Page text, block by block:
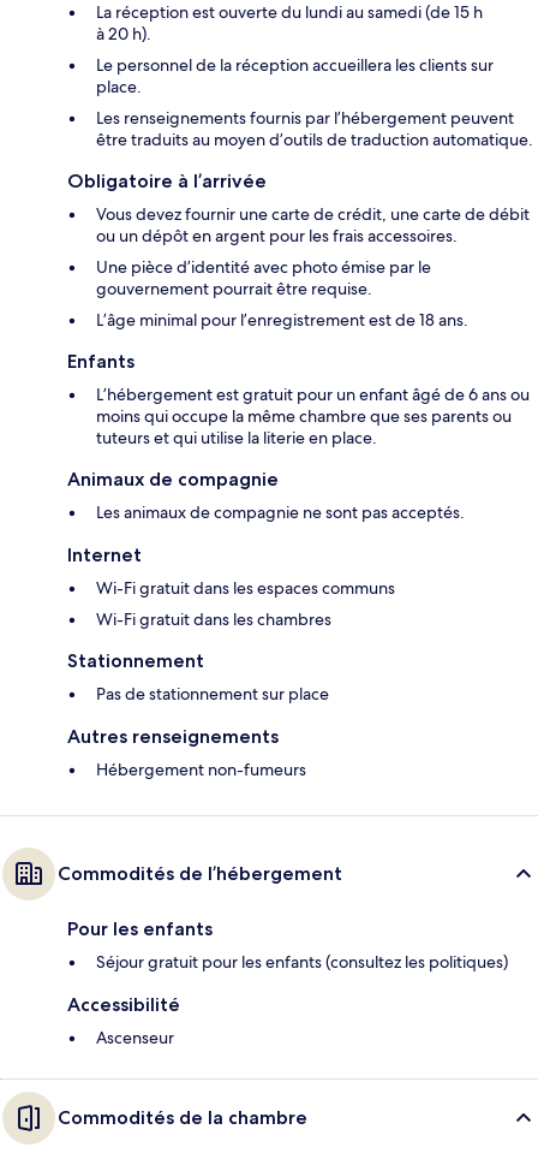
La réception est ouverte du lundi au samedi (de 15 h
à 20 h).
Le personnel de la réception accueillera les clients sur
place.
Les renseignements fournis par l’hébergement peuvent
être traduits au moyen d’outils de traduction automatique.
Obligatoire à l’arrivée
Vous devez fournir une carte de crédit, une carte de débit
ou un dépôt en argent pour les frais accessoires.
Une pièce d’identité avec photo émise par le
gouvernement pourrait être requise.
L’âge minimal pour l’enregistrement est de 18 ans.
Enfants
L’hébergement est gratuit pour un enfant âgé de 6 ans ou
moins qui occupe la même chambre que ses parents ou
tuteurs et qui utilise la literie en place.
Animaux de compagnie
Les animaux de compagnie ne sont pas acceptés.
Internet
Wi-Fi gratuit dans les espaces communs
Wi-Fi gratuit dans les chambres
Stationnement
Pas de stationnement sur place
Autres renseignements
Hébergement non-fumeurs
Commodités de l’hébergement
Pour les enfants
Séjour gratuit pour les enfants (consultez les politiques)
Accessibilité
Ascenseur
Commodités de la chambre